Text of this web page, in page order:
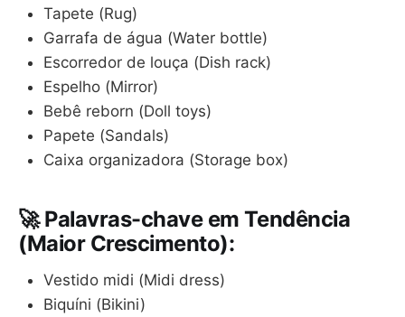
Tapete (Rug)
Garrafa de água (Water bottle)
Escorredor de louça (Dish rack)
Espelho (Mirror)
Bebê reborn (Doll toys)
Papete (Sandals)
Caixa organizadora (Storage box)
🚀 Palavras-chave em Tendência
(Maior Crescimento):
Vestido midi (Midi dress)
Biquíni (Bikini)